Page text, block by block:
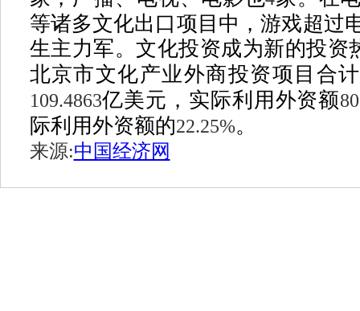
等诸多文化出口项目中，游戏超过
生主力军。文化投资成为新的投资
北京市文化产业外商投资项目合计
109.4863亿美元，实际利用外资额
际利用外资额的22.25%。
来源:中国经济网